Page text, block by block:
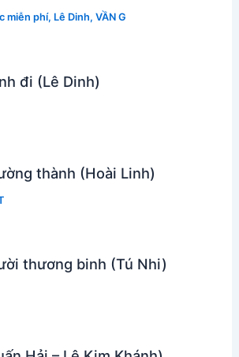
miễn phí, Lê Dinh, VẦN G
đi (Lê Dinh)
thành (Hoài Linh)
thương binh (Tú Nhi)